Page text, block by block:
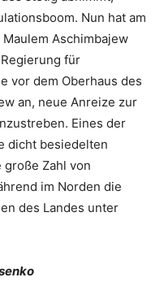
Nun hat am
Aschimbajew
für
vor dem Oberhaus des
an, neue Anreize zur
Eines der
dicht besiedelten
große Zahl von
im Norden die
des Landes unter